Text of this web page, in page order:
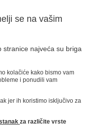
se na vašim
stranice najveća su briga
kolačiće kako bismo vam
i ponudili vam
jer ih koristimo isključivo za
za različite vrste